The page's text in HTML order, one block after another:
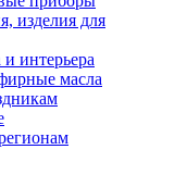
изделия для
интерьера
масла